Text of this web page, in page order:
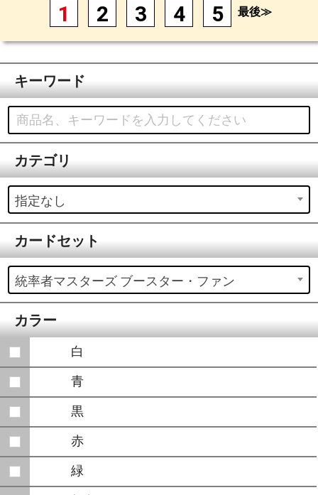
1 2 3 4 5 最後≫
キーワード
カテゴリ
指定なし
カードセット
統率者マスターズ ブースター・ファン
カラー
白
青
黒
赤
緑